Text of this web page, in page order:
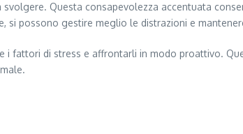
Questa consapevolezza accentuata
si possono gestire meglio le distrazioni e
i fattori di stress e affrontarli in modo proattivo.